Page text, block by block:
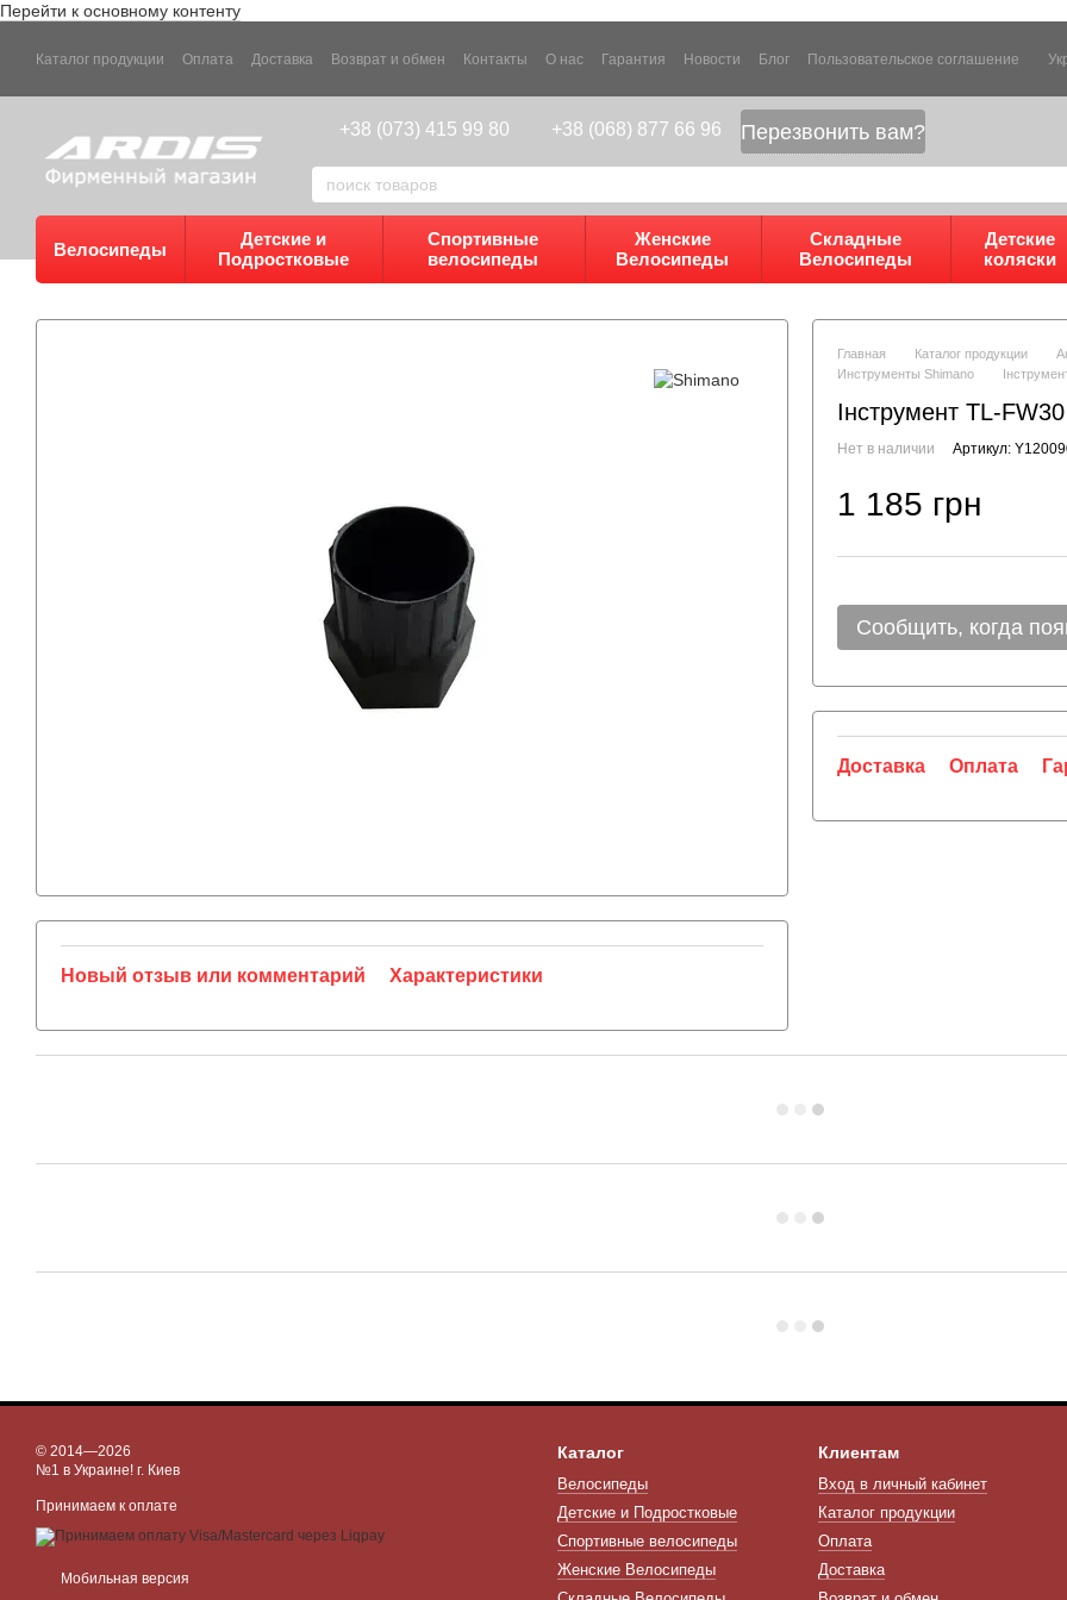
Перейти к основному контенту
Каталог продукции Оплата Доставка Возврат и обмен Контакты О нас Гарантия Новости Блог Пользовательское соглашение
+38 (073) 415 99 80 +38 (068) 877 66 96 Перезвонить вам?
Велосипеды
Детские и
Подростковые
Спортивные
велосипеды
Женские
Велосипеды
Складные
Велосипеды
Детские
коляски
Новый отзыв или комментарий Характеристики
Главная Каталог продукции
Инструменты Shimano
Інструмент ТL-
Нет в наличии Артикул:
1 185 грн
Сообщить, когда
Доставка Оплата
© 2014—2026
№1 в Украине! г. Киев
Принимаем к оплате
Мобильная версия
Каталог
Велосипеды
Детские и Подростковые
Спортивные велосипеды
Женские Велосипеды
Клиентам
Вход в личный кабинет
Каталог продукции
Оплата
Доставка